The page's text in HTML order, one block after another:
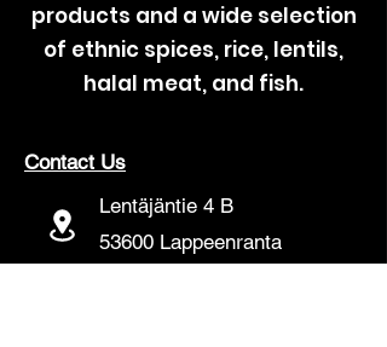
products and a wide selection
of ethnic spices, rice, lentils,
halal meat, and fish.
Contact Us
Lentäjäntie 4 B
53600 Lappeenranta